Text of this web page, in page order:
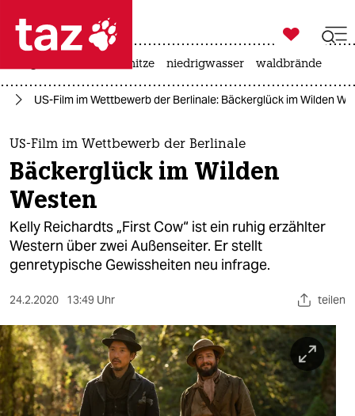
 taz zahl ich
taz zahl ich
themen
politik
öko
gesellschaft
sport
berlin
nord

taz zahl ich
hitze niedrigwasser waldbrände
US-Film im Wettbewerb der Berlinale: Bäckerglück im Wilden
US-Film im Wettbewerb der Berlinale
Bäckerglück im Wilden
Westen
Kelly Reichardts „First Cow“ ist ein ruhig erzählter
Western über zwei Außenseiter. Er stellt
genretypische Gewissheiten neu infrage.
24.2.2020 13:49 Uhr teilen